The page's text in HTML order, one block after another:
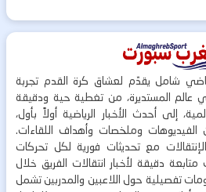
شامل يقدّم لعشاق كرة القدم تجربة
عالم المستديرة، من تغطية حية ودقيقة
إلى أحدث الأخبار الرياضية أولاً بأول،
الفيديوهات وملخصات وأهداف اللقاءات.
مع تحديثات فورية لكل تحركات
متابعة دقيقة لأخبار انتقالات الفريق خلال
تفصيلية حول اللاعبين والمدربين تشمل